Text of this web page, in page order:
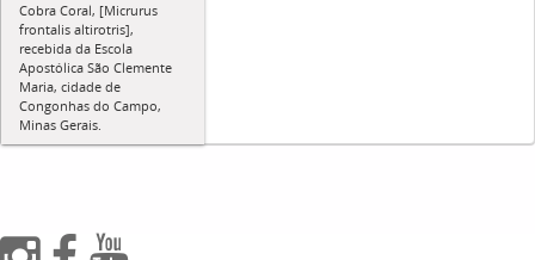
Cobra Coral, [Micrurus
frontalis altirotris],
recebida da Escola
Apostólica São Clemente
Maria, cidade de
Congonhas do Campo,
Minas Gerais.